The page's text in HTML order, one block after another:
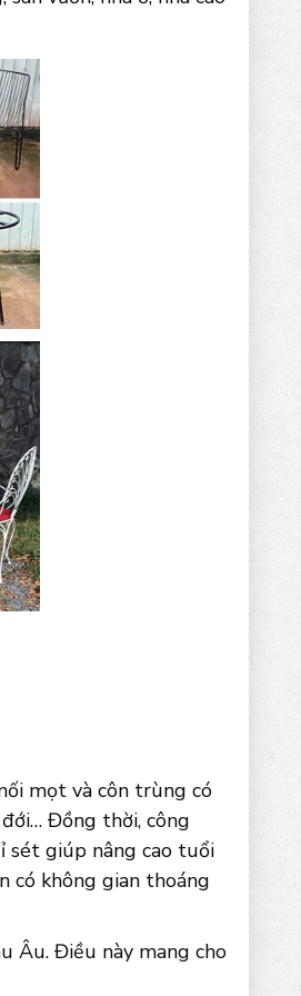
mọt và côn trùng có
Đồng thời, công
sét giúp nâng cao tuổi
có không gian thoáng
Âu. Điều này mang cho